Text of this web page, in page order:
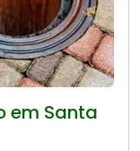
em Santa